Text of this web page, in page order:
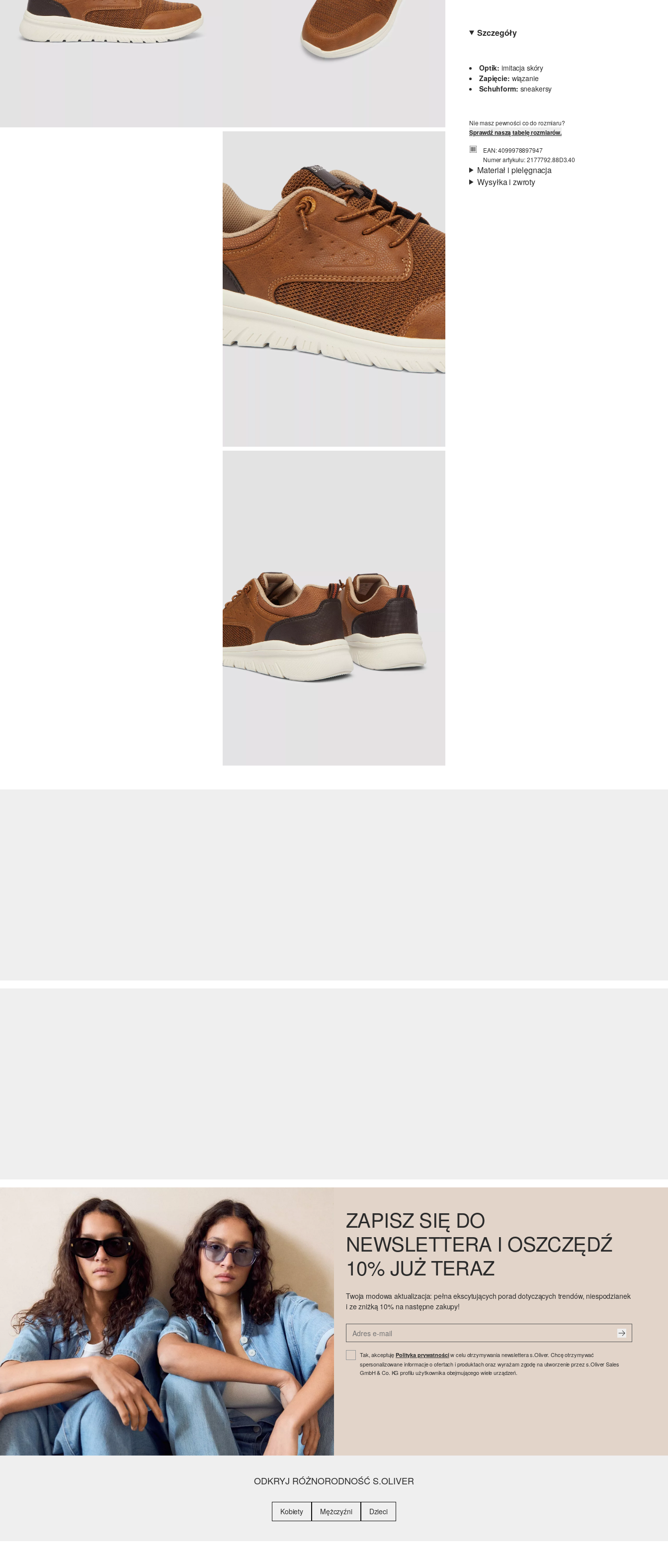
Szczegóły
Optik: imitacja skóry
Zapięcie: wiązanie
Schuhform: sneakersy
Nie masz pewności co do rozmiaru?
Sprawdź naszą tabelę rozmiarów.
EAN: 4099978897947
Numer artykułu: 2177792.88D3.40
Materiał i pielęgnacja
Wysyłka i zwroty
ZAPISZ SIĘ DO
NEWSLETTERA I OSZCZĘDŹ
10% JUŻ TERAZ
Twoja modowa aktualizacja: pełna ekscytujących porad dotyczących trendów, niespodzianek
i ze zniżką 10% na następne zakupy!
Tak, akceptujęPolityka prywatnościw celu otrzymywania newslettera s.Oliver. Chcę otrzymywać
spersonalizowane informacje o ofertach i produktach oraz wyrażam zgodę na utworzenie przez s.Oliver Sales
GmbH & Co. KG profilu użytkownika obejmującego wiele urządzeń.
ODKRYJ RÓŻNORODNOŚĆ S.OLIVER
Kobiety Mężczyźni Dzieci